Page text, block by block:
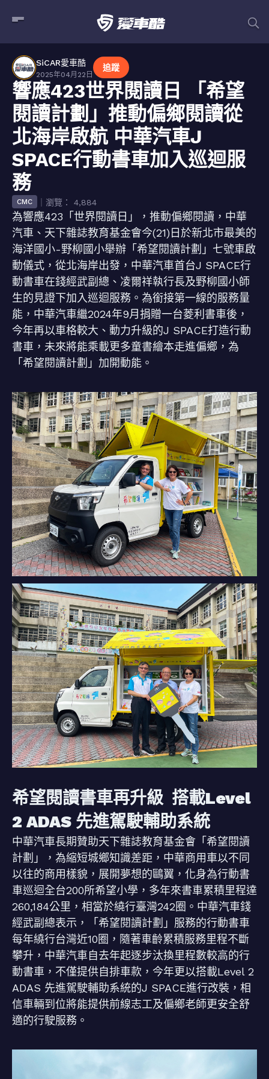
SiCAR愛車酷
2025年04月22日
追蹤
響應423世界閱讀日 「希望
閱讀計劃」推動偏鄉閱讀從
北海岸啟航 中華汽車J
SPACE行動書車加入巡迴服
務
CMC ｜瀏覽： 4,884
為響應423「世界閱讀日」，推動偏鄉閱讀，中華
汽車、天下雜誌教育基金會今(21)日於新北市最美的
海洋國小-野柳國小舉辦「希望閱讀計劃」七號車啟
動儀式，從北海岸出發，中華汽車首台J SPACE行
動書車在錢經武副總、凌爾祥執行長及野柳國小師
生的見證下加入巡迴服務。為銜接第一線的服務量
能，中華汽車繼2024年9月捐贈一台菱利書車後，
今年再以車格較大、動力升級的J SPACE打造行動
書車，未來將能乘載更多童書繪本走進偏鄉，為
「希望閱讀計劃」加開動能。
希望閱讀書車再升級 搭載Level
2 ADAS 先進駕駛輔助系統
中華汽車長期贊助天下雜誌教育基金會「希望閱讀
計劃」，為縮短城鄉知識差距，中華商用車以不同
以往的商用樣貌，展開夢想的鷗翼，化身為行動書
車巡迴全台200所希望小學，多年來書車累積里程達
260,184公里，相當於繞行臺灣242圈。中華汽車錢
經武副總表示，「希望閱讀計劃」服務的行動書車
每年繞行台灣近10圈，隨著車齡累積服務里程不斷
攀升，中華汽車自去年起逐步汰換里程數較高的行
動書車，不僅提供自排車款，今年更以搭載Level 2
ADAS 先進駕駛輔助系統的J SPACE進行改裝，相
信車輛到位將能提供前線志工及偏鄉老師更安全舒
適的行駛服務。